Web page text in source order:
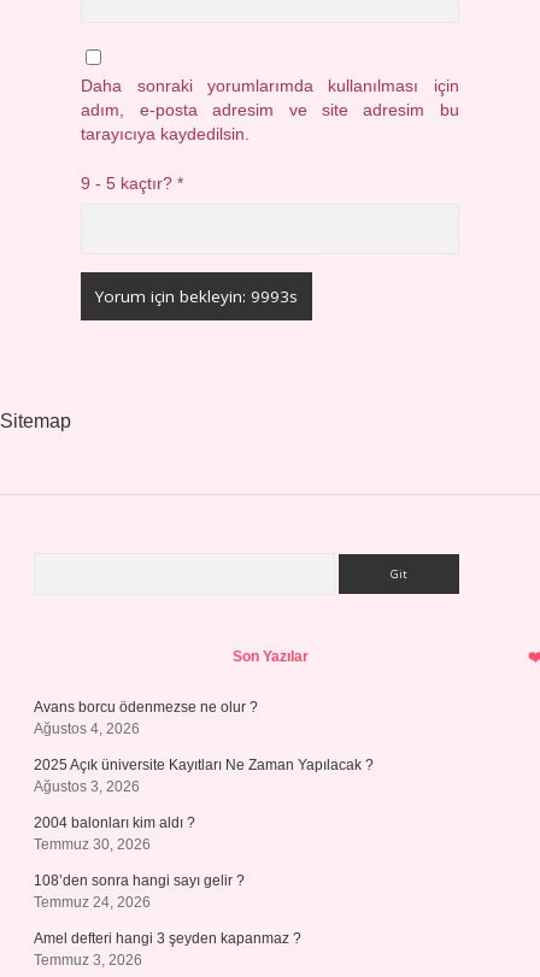
Daha sonraki yorumlarımda kullanılması için
adım, e-posta adresim ve site adresim bu
tarayıcıya kaydedilsin.
9 - 5 kaçtır?*
Sitemap
Son Yazılar
Avans borcu ödenmezse ne olur ?
Ağustos 4, 2026
2025 Açık üniversite Kayıtları Ne Zaman Yapılacak ?
Ağustos 3, 2026
2004 balonları kim aldı ?
Temmuz 30, 2026
108’den sonra hangi sayı gelir ?
Temmuz 24, 2026
Amel defteri hangi 3 şeyden kapanmaz ?
Temmuz 3, 2026